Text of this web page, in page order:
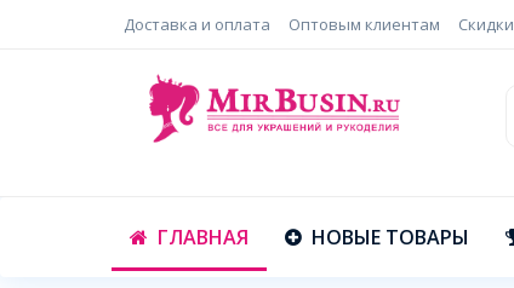
Доставка и оплата Оптовым клиентам Скидки
ГЛАВНАЯ НОВЫЕ ТОВАРЫ